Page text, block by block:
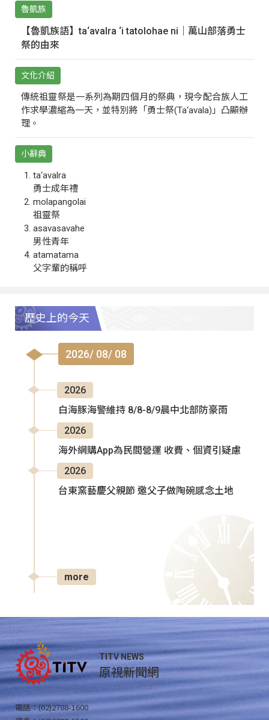
魯凱族
【魯凱族語】ta‘avalra ‘i tatolohae ni｜萬山部落勇士
祭的由來
文化介紹
傳統祖靈祭是一系列為期四個月的祭典，現今配合族人工
作求學濃縮為一天，並特別將「勇士祭(Ta‘avala)」凸顯辦
理。
小辭典
ta‘avalra
勇士成年禮
molapangolai
祖靈祭
asavasavahe
男性青年
atamatama
父字輩的稱呼
歷史上的今天
2026/ 08/ 08
2026
白海豚海警維持 8/8-8/9晨中北部防豪雨
2026
海外網購App為民間營運 收費、個資引疑慮
2026
台東窯藝慶父親節 邀父子做陶碗感念土地
more
TITV NEWS
原視新聞網
電話：(02)2788-1600